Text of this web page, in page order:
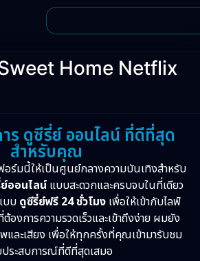
Home Netflix
ร ดูซีรี่ย์ ออนไลน์ ที่ดีที่สุด
สำหรับคุณ
ร์มนี้ให้เป็นศูนย์กลางความบันเทิงสำหรับ
ออนไลน์ แบบสะดวกและครบจบในที่เดียว
บบ ดูซีรี่ย์ฟรี 24 ชั่วโมง เพื่อให้เข้ากับไลฟ์
งการความรวดเร็วและเข้าถึงง่าย ผมยัง
และเสียง เพื่อให้ทุกครั้งที่คุณเข้ามารับชม
ประสบการณ์ที่ดีที่สุดเสมอ